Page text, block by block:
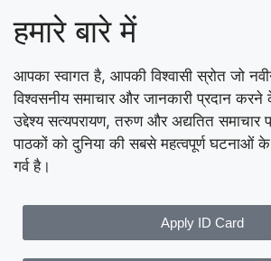
हमारे बारे में
आपका स्वागत है, आपकी विश्वासी स्रोत जो
विश्वसनीय समाचार और जानकारी प्रदान करने
उद्देश्य सत्यपरायण, तरुण और अद्यतित समाचार
पाठकों को दुनिया की सबसे महत्वपूर्ण घटनाओं
गर्व है।
Apply ID Card